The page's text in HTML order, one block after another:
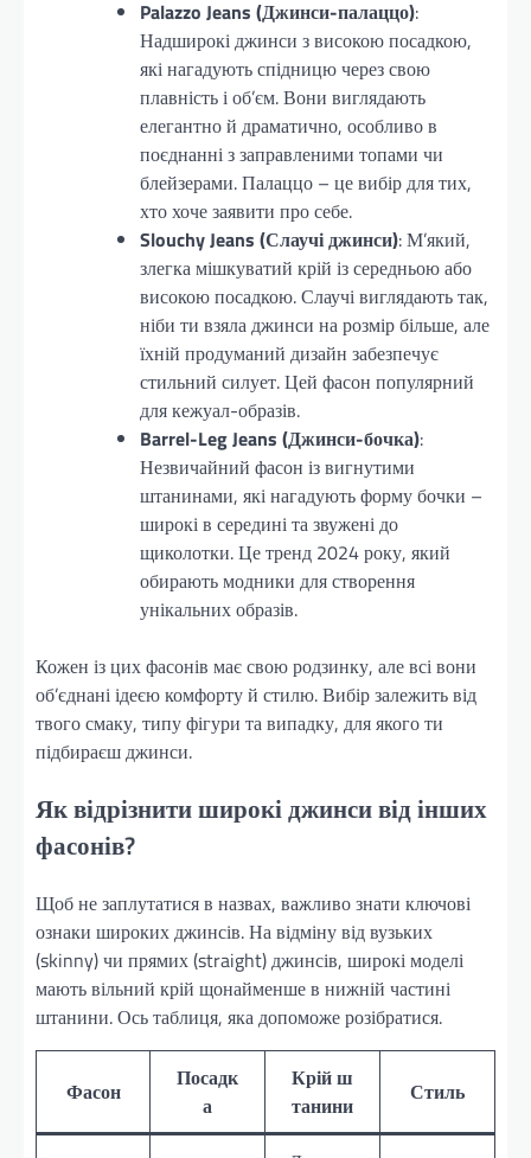
Palazzo Jeans (Джинси-палаццо):
Надширокі джинси з високою посадкою,
які нагадують спідницю через свою
плавність і об’єм. Вони виглядають
елегантно й драматично, особливо в
поєднанні з заправленими топами чи
блейзерами. Палаццо – це вибір для тих,
хто хоче заявити про себе.
Slouchy Jeans (Слаучі джинси): М’який,
злегка мішкуватий крій із середньою або
високою посадкою. Слаучі виглядають так,
ніби ти взяла джинси на розмір більше, але
їхній продуманий дизайн забезпечує
стильний силует. Цей фасон популярний
для кежуал-образів.
Barrel-Leg Jeans (Джинси-бочка):
Незвичайний фасон із вигнутими
штанинами, які нагадують форму бочки –
широкі в середині та звужені до
щиколотки. Це тренд 2024 року, який
обирають модники для створення
унікальних образів.
Кожен із цих фасонів має свою родзинку, але всі вони
об’єднані ідеєю комфорту й стилю. Вибір залежить від
твого смаку, типу фігури та випадку, для якого ти
підбираєш джинси.
Як відрізнити широкі джинси від інших
фасонів?
Щоб не заплутатися в назвах, важливо знати ключові
ознаки широких джинсів. На відміну від вузьких
(skinny) чи прямих (straight) джинсів, широкі моделі
мають вільний крій щонайменше в нижній частині
штанини. Ось таблиця, яка допоможе розібратися.
Фасон
Посадк
а
Крій ш
танини
Стиль